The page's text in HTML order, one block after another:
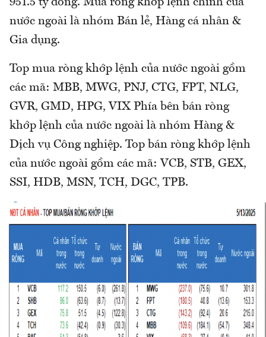
951.5 tỷ đồng. Mua ròng khớp lệnh chính của
nước ngoài là nhóm Bán lẻ, Hàng cá nhân &
Gia dụng.
Top mua ròng khớp lệnh của nước ngoài gồm
các mã: MBB, MWG, PNJ, CTG, FPT, NLG,
GVR, GMD, HPG, VIX Phía bên bán ròng
khớp lệnh của nước ngoài là nhóm Hàng &
Dịch vụ Công nghiệp. Top bán ròng khớp lệnh
của nước ngoài gồm các mã: VCB, STB, GEX,
SSI, HDB, MSN, TCH, DGC, TPB.